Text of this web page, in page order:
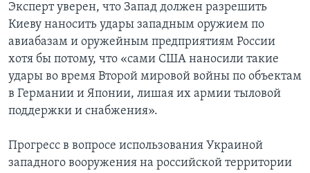
Эксперт уверен, что Запад должен разрешить
Киеву наносить удары западным оружием по
авиабазам и оружейным предприятиям России
хотя бы потому, что «сами США наносили такие
удары во время Второй мировой войны по объектам
в Германии и Японии, лишая их армии тыловой
поддержки и снабжения».
Прогресс в вопросе использования Украиной
западного вооружения на российской территории